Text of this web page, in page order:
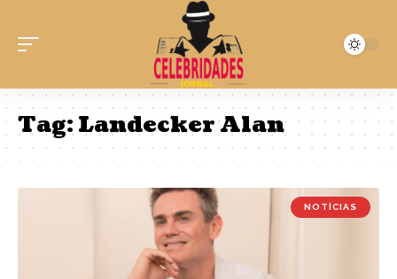
Tag:Landecker Alan
NOTÍCIAS